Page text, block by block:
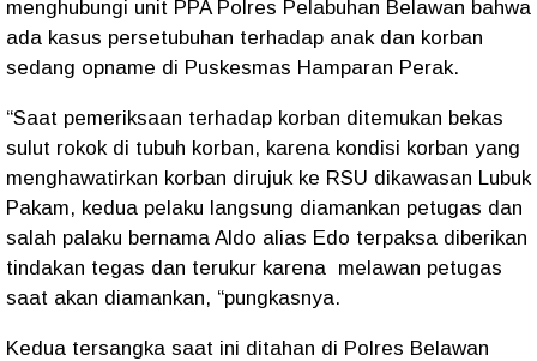
menghubungi unit PPA Polres Pelabuhan Belawan bahwa
ada kasus persetubuhan terhadap anak dan korban
sedang opname di Puskesmas Hamparan Perak.
“Saat pemeriksaan terhadap korban ditemukan bekas
sulut rokok di tubuh korban, karena kondisi korban yang
menghawatirkan korban dirujuk ke RSU dikawasan Lubuk
Pakam, kedua pelaku langsung diamankan petugas dan
salah palaku bernama Aldo alias Edo terpaksa diberikan
tindakan tegas dan terukur karena melawan petugas
saat akan diamankan, “pungkasnya.
Kedua tersangka saat ini ditahan di Polres Belawan